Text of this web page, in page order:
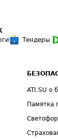
Тендеры
ATI.SU о
Памятка